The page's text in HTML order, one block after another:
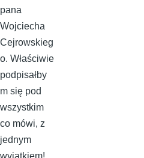
pana
Wojciecha
Cejrowskieg
o. Właściwie
podpisałby
m się pod
wszystkim
co mówi, z
jednym